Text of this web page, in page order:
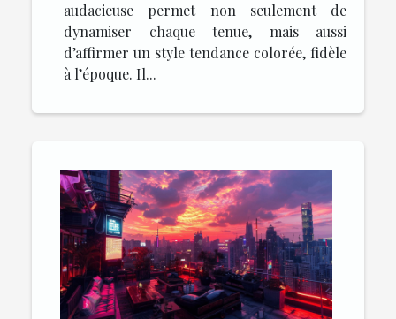
audacieuse permet non seulement de
dynamiser chaque tenue, mais aussi
d’affirmer un style tendance colorée, fidèle
à l’époque. Il...